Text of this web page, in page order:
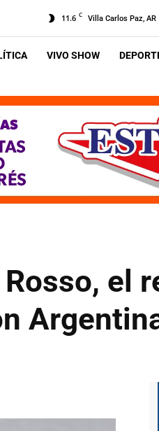
11.6 C Villa Carlos Paz, AR
VIVO SHOW
el